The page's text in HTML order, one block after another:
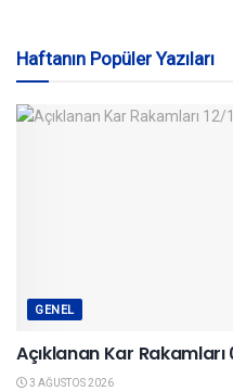
Haftanın Popüler Yazıları
GENEL
Açıklanan Kar
3 AĞUSTOS 2026